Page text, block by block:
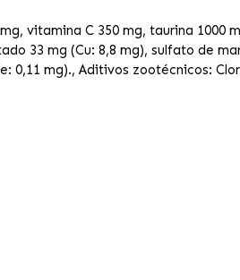
vitamina C 350 mg, taurina
33 mg (Cu: 8,8 mg), sulfato de
0,11 mg)., Aditivos zootécnicos: